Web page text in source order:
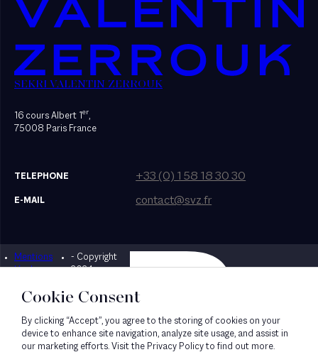
SEKRI VALENTIN ZERROUK
16 cours Albert 1er,
75008 Paris France
TELEPHONE +33 (0) 1 58 18 30 30
E-MAIL contact@svz.fr
Mentions
légales
- Copyright
2024
Designed by Bonhomme
Cookie Consent
By clicking “Accept”, you agree to the storing of cookies on your
device to enhance site navigation, analyze site usage, and assist in
our marketing efforts. Visit the Privacy Policy to find out more.